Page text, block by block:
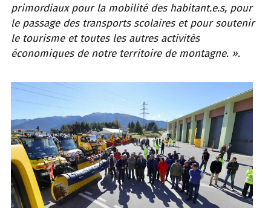
primordiaux pour la mobilité des habitant.e.s, pour
le passage des transports scolaires et pour soutenir
le tourisme et toutes les autres activités
économiques de notre territoire de montagne. ».